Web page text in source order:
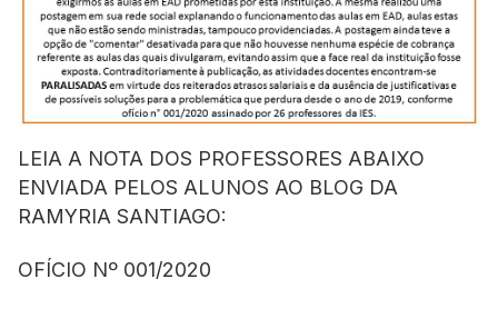
LEIA A NOTA DOS PROFESSORES ABAIXO
ENVIADA PELOS ALUNOS AO BLOG DA
RAMYRIA SANTIAGO:
OFÍCIO Nº 001/2020